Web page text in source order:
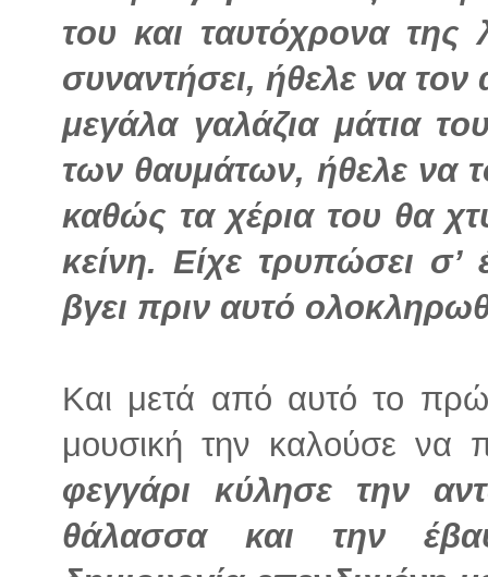
του και ταυτόχρονα
συναντήσει, ήθελε να τον
μεγάλα γαλάζια μάτια
των θαυμάτων, ήθελε να
καθώς τα χέρια του θα
κείνη. Είχε τρυπώσει σ’
βγει πριν αυτό
Και μετά από αυτό το
μουσική την καλούσε να
φεγγάρι κύλησε την
θάλασσα και την